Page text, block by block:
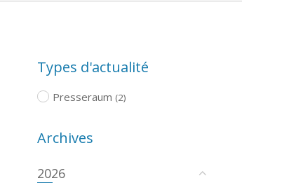
Types d'actualité
Presseraum (2)
Archives
2026